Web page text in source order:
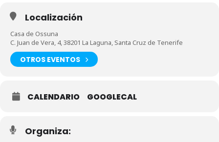
Localización
Casa de Ossuna
C. Juan de Vera, 4, 38201 La Laguna, Santa Cruz de Tenerife
OTROS EVENTOS
CALENDARIO GOOGLECAL
Organiza: